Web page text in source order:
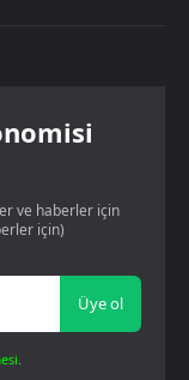
ve haberler için
için)
Üye ol
.